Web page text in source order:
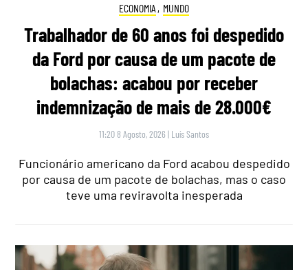
ECONOMIA , MUNDO
Trabalhador de 60 anos foi despedido
da Ford por causa de um pacote de
bolachas: acabou por receber
indemnização de mais de 28.000€
11:20 8 Agosto, 2026 | Luís Santos
Funcionário americano da Ford acabou despedido
por causa de um pacote de bolachas, mas o caso
teve uma reviravolta inesperada